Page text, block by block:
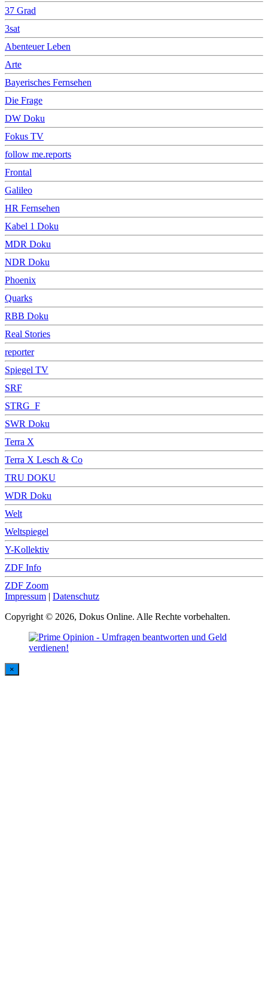
37 Grad
3sat
Abenteuer Leben
Arte
Bayerisches Fernsehen
Die Frage
DW Doku
Fokus TV
follow me.reports
Frontal
Galileo
HR Fernsehen
Kabel 1 Doku
MDR Doku
NDR Doku
Phoenix
Quarks
RBB Doku
Real Stories
reporter
Spiegel TV
SRF
STRG_F
SWR Doku
Terra X
Terra X Lesch & Co
TRU DOKU
WDR Doku
Welt
Weltspiegel
Y-Kollektiv
ZDF Info
ZDF Zoom
Impressum | Datenschutz
Copyright © 2026, Dokus Online. Alle Rechte vorbehalten.
×